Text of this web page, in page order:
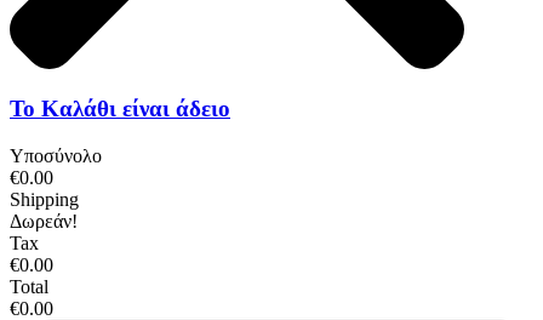
Το Καλάθι είναι άδειο
Υποσύνολο
€0.00
Shipping
Δωρεάν!
Tax
€0.00
Total
€0.00